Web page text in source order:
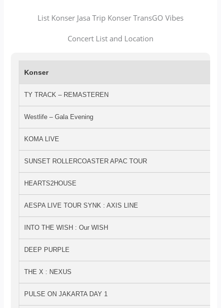
List Konser Jasa Trip Konser TransGO Vibes
Concert List and Location
Konser
TY TRACK – REMASTEREN
Westlife – Gala Evening
KOMA LIVE
SUNSET ROLLERCOASTER APAC TOUR
HEARTS2HOUSE
AESPA LIVE TOUR SYNK : AXIS LINE
INTO THE WISH : Our WISH
DEEP PURPLE
THE X : NEXUS
PULSE ON JAKARTA DAY 1